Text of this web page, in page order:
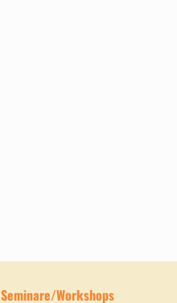
Seminare/Workshops